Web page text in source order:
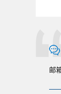
邮